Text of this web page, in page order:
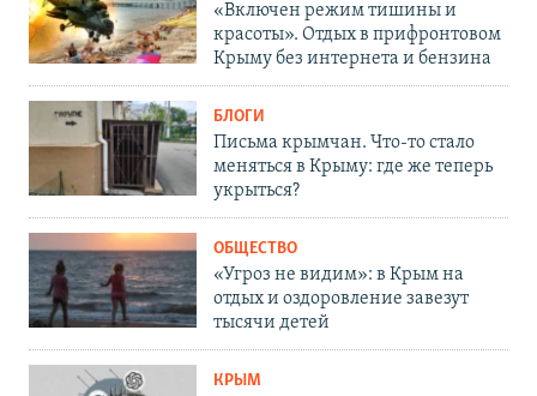
«Включен режим тишины и
красоты». Отдых в прифронтовом
Крыму без интернета и бензина
БЛОГИ
Письма крымчан. Что-то стало
меняться в Крыму: где же теперь
укрыться?
ОБЩЕСТВО
«Угроз не видим»: в Крым на
отдых и оздоровление завезут
тысячи детей
КРЫМ